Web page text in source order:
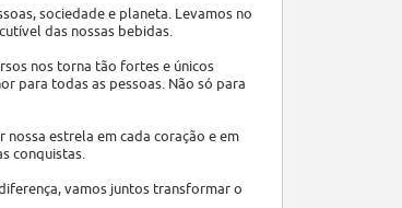
sociedade e planeta. Levamos no
das nossas bebidas.
nos torna tão fortes e únicos
para todas as pessoas. Não só para
estrela em cada coração e em
conquistas.
vamos juntos transformar o